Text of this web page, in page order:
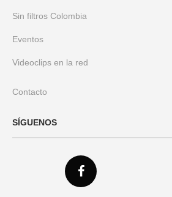
Sin filtros Colombia
Eventos
Videoclips en la red
Contacto
SÍGUENOS